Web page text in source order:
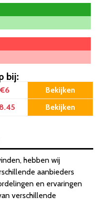
bij:
€6 Bekijken
Bekijken
hebben wij
aanbieders
en ervaringen
verschillende